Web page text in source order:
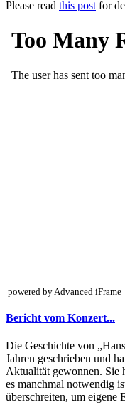
Please read this post for
powered by Advanced iFrame
Bericht vom Konzert...
Die Geschichte von
Jahren geschrieben und
Aktualität gewonnen. Sie
es manchmal notwendig
überschreiten, um eigene